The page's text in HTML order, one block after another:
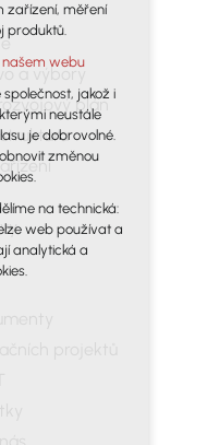
a výbory
plán
webu
zařízení, měření
produktů.
našem webu
jakož i
neustále
je dobrovolné.
změnou
na technická:
web používat a
analytická a